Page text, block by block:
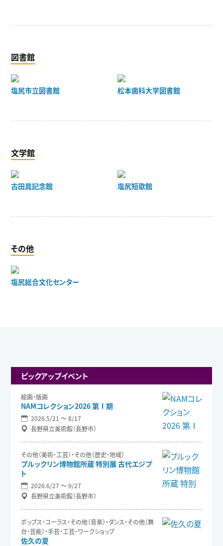
図書館
塩尻市立図書館 松本歯科大学図書館
文学館
古田晁記念館 塩尻短歌館
その他
塩尻総合文化センター
ピックアップイベント
絵画・版画
NAMコレクション2026 第Ⅰ期
2026.5/21 〜 8/17
長野県立美術館（長野市）
その他（美術・工芸）・その他（歴史・地域）
ブルックリン博物館所蔵 特別展 古代エジプ
ト
2026.6/27 〜 9/27
長野県立美術館（長野市）
ポップス・コーラス・その他（音楽）・ダンス・その他（舞
台・芸能）・手芸・工芸・ワークショップ
佐久の夏